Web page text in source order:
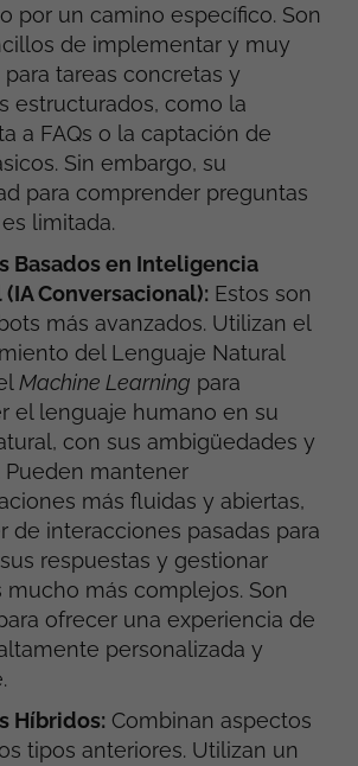
por un camino específico. Son
de implementar y muy
tareas concretas y
estructurados, como la
a FAQs o la captación de
Sin embargo, su
para comprender preguntas
limitada.
Basados en Inteligencia
Conversacional): Estos son
más avanzados. Utilizan el
del Lenguaje Natural
Machine Learning para
el lenguaje humano en su
con sus ambigüedades y
Pueden mantener
más fluidas y abiertas,
de interacciones pasadas para
respuestas y gestionar
mucho más complejos. Son
ofrecer una experiencia de
personalizada y
Híbridos: Combinan aspectos
tipos anteriores. Utilizan un